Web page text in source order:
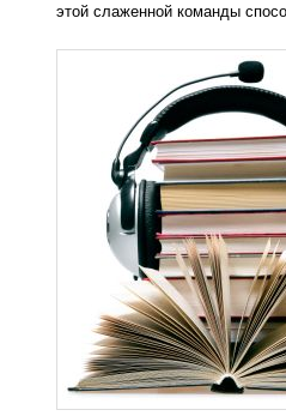
этой слаженной команды